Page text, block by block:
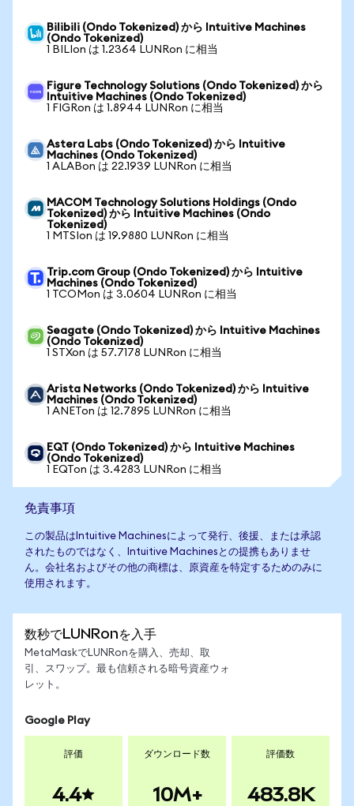
Bilibili (Ondo Tokenized) から Intuitive Machines
(Ondo Tokenized)
1 BILIon は 1.2364 LUNRon に相当
Figure Technology Solutions (Ondo Tokenized) から
Intuitive Machines (Ondo Tokenized)
1 FIGRon は 1.8944 LUNRon に相当
Astera Labs (Ondo Tokenized) から Intuitive
Machines (Ondo Tokenized)
1 ALABon は 22.1939 LUNRon に相当
MACOM Technology Solutions Holdings (Ondo
Tokenized) から Intuitive Machines (Ondo
Tokenized)
1 MTSIon は 19.9880 LUNRon に相当
Trip.com Group (Ondo Tokenized) から Intuitive
Machines (Ondo Tokenized)
1 TCOMon は 3.0604 LUNRon に相当
Seagate (Ondo Tokenized) から Intuitive Machines
(Ondo Tokenized)
1 STXon は 57.7178 LUNRon に相当
Arista Networks (Ondo Tokenized) から Intuitive
Machines (Ondo Tokenized)
1 ANETon は 12.7895 LUNRon に相当
EQT (Ondo Tokenized) から Intuitive Machines
(Ondo Tokenized)
1 EQTon は 3.4283 LUNRon に相当
免責事項
この製品はIntuitive Machinesによって発行、後援、または承認
されたものではなく、Intuitive Machinesとの提携もありませ
ん。会社名およびその他の商標は、原資産を特定するためのみに
使用されます。
数秒でLUNRonを入手
MetaMaskでLUNRonを購入、売却、取
引、スワップ。最も信頼される暗号資産ウォ
レット。
Google Play
評価
4.4
ダウンロード数
10M+
評価数
483.8K